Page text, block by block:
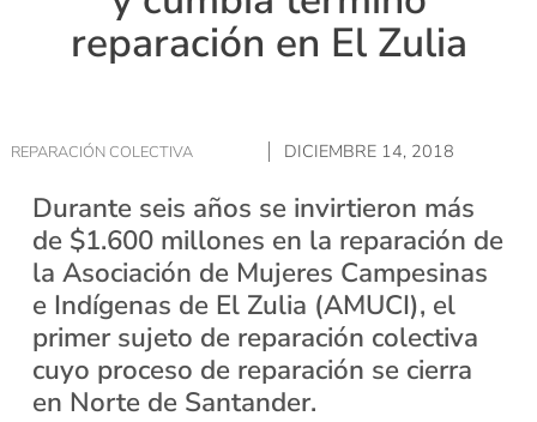
reparación en El Zulia
REPARACIÓN COLECTIVA DICIEMBRE 14, 2018
Durante seis años se invirtieron más
de $1.600 millones en la reparación de
la Asociación de Mujeres Campesinas
e Indígenas de El Zulia (AMUCI), el
primer sujeto de reparación colectiva
cuyo proceso de reparación se cierra
en Norte de Santander.